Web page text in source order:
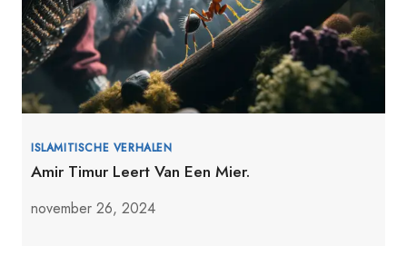
ISLAMITISCHE VERHALEN
Amir Timur Leert Van Een Mier.
november 26, 2024